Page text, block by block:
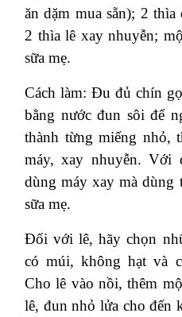
ăn dặm mua sẵn); 2
2 thìa lê xay nhuyễn;
sữa mẹ.
Cách làm: Đu đủ chín
bằng nước đun sôi để
thành từng miếng nhỏ,
máy, xay nhuyễn. Với
dùng máy xay mà dùng
sữa mẹ.
Đối với lê, hãy chọn
có múi, không hạt và
Cho lê vào nồi, thêm
lê, đun nhỏ lửa cho đến